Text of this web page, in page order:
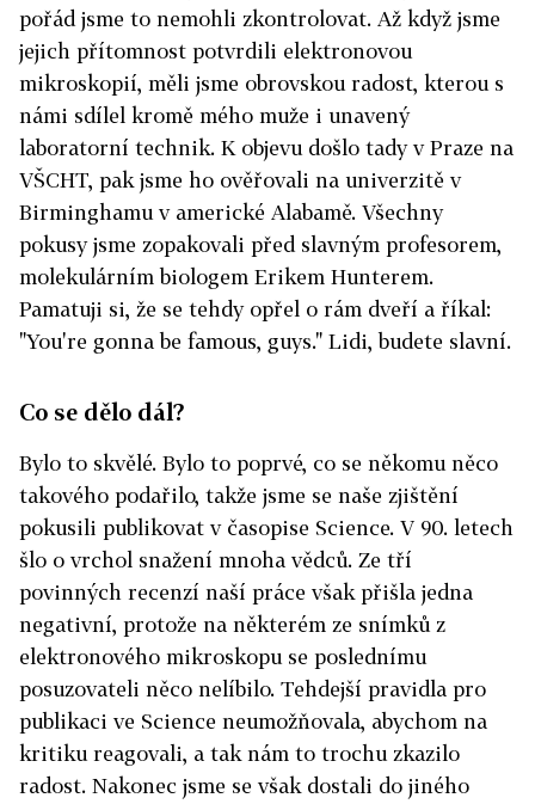
pořád jsme to nemohli zkontrolovat. Až když jsme
jejich přítomnost potvrdili elektronovou
mikroskopií, měli jsme obrovskou radost, kterou s
námi sdílel kromě mého muže i unavený
laboratorní technik. K objevu došlo tady v Praze na
VŠCHT, pak jsme ho ověřovali na univerzitě v
Birminghamu v americké Alabamě. Všechny
pokusy jsme zopakovali před slavným profesorem,
molekulárním biologem Erikem Hunterem.
Pamatuji si, že se tehdy opřel o rám dveří a říkal:
"You're gonna be famous, guys." Lidi, budete slavní.
Co se dělo dál?
Bylo to skvělé. Bylo to poprvé, co se někomu něco
takového podařilo, takže jsme se naše zjištění
pokusili publikovat v časopise ­Science. V 90. letech
šlo o vrchol snažení mnoha vědců. Ze tří
povinných recenzí naší práce však přišla jedna
negativní, protože na některém ze snímků z
elektronového mikroskopu se poslednímu
posuzovateli něco nelíbilo. Tehdejší pravidla pro
publikaci ve Science neumožňovala, abychom na
kritiku reagovali, a tak nám to trochu zkazilo
radost. Nakonec jsme se však dostali do jiného